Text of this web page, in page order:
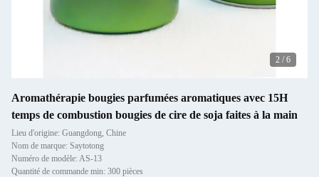
3 / 6
Aromathérapie bougies parfumées aromatiques avec 15H
temps de combustion bougies de cire de soja faites à la main
Lieu d'origine: Guangdong, Chine
Nom de marque: Saytotong
Numéro de modèle: AS-13
Quantité de commande min: 300 pièces